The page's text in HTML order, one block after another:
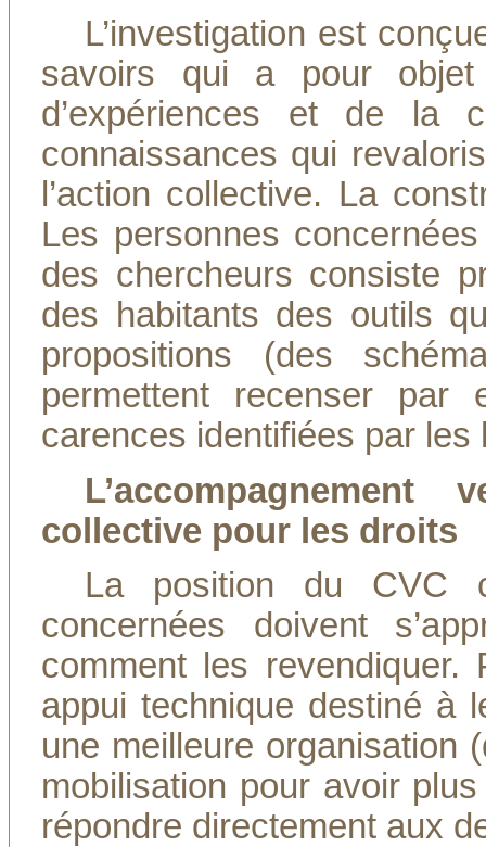
L’investigation est
savoirs qui a pour
d’expériences et de la
connaissances qui
l’action collective. La
Les personnes
des chercheurs consiste
des habitants des outils
propositions (des
permettent recenser
carences identifiées par
collective pour les droits
La position du CVC
concernées doivent
comment les
appui technique destiné à
une meilleure organisation
mobilisation pour avoir
répondre directement aux